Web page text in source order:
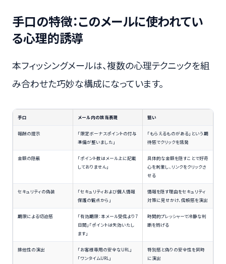
手口の特徴：このメールに使われてい
る心理的誘導
本フィッシングメールは、複数の心理テクニックを組
み合わせた巧妙な構成になっています。
手口 メール内の該当表現 狙い
報酬の提示
「限定ボーナスポイントの付与
準備が整いました」
「もらえるものがある」という期
待感でクリックを誘発
金額の隠蔽
「ポイント数はメール上に記載
しておりません」
具体的な金額を隠すことで好奇
心を刺激し、リンクをクリックさ
せる
セキュリティの偽装
「セキュリティおよび個人情報
保護の観点から」
情報を隠す理由をセキュリティ
対策に見せかけ、信頼感を演出
期限による切迫感
「有効期限：本メール受信より7
日間」「ポイントは失効いたし
ます」
時間的プレッシャーで冷静な判
断を妨げる
排他性の演出
「お客様専用の安全なURL」
「ワンタイムURL」
特別感と偽りの安全性を同時
に演出